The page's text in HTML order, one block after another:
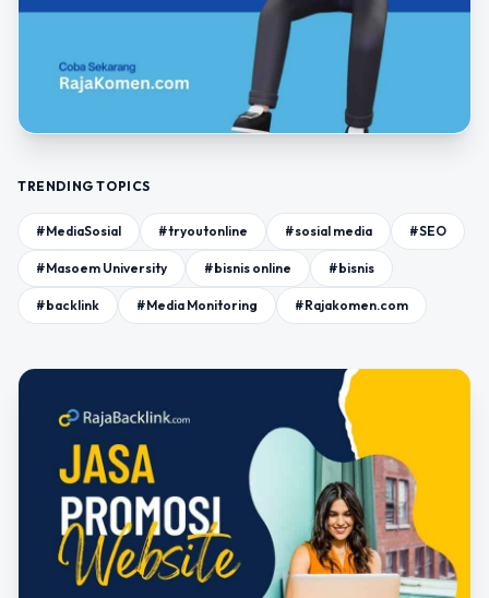
TRENDING TOPICS
#MediaSosial #tryoutonline #sosial media #SEO
#Masoem University #bisnis online #bisnis
#backlink #Media Monitoring #Rajakomen.com